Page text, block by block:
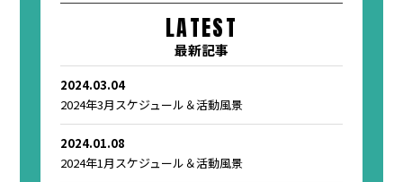
LATEST
最新記事
2024.03.04
2024年3月スケジュール＆活動風景
2024.01.08
2024年1月スケジュール＆活動風景